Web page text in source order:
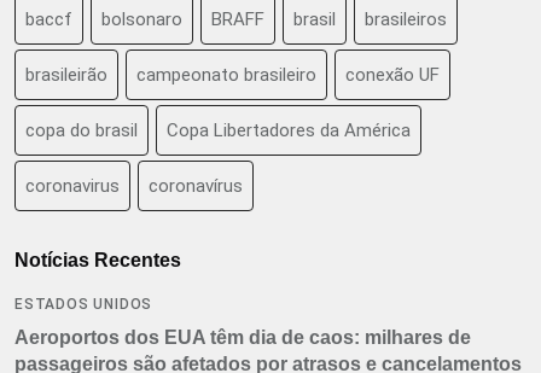
baccf bolsonaro BRAFF brasil brasileiros
brasileirão campeonato brasileiro conexão UF
copa do brasil Copa Libertadores da América
coronavirus coronavírus
Notícias Recentes
ESTADOS UNIDOS
Aeroportos dos EUA têm dia de caos: milhares de
passageiros são afetados por atrasos e cancelamentos